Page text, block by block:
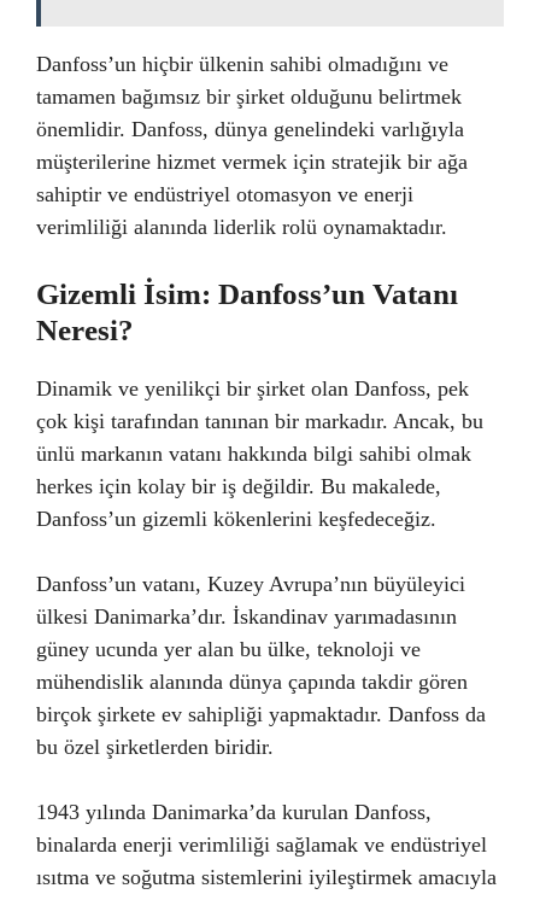
Danfoss’un hiçbir ülkenin sahibi olmadığını ve
tamamen bağımsız bir şirket olduğunu belirtmek
önemlidir. Danfoss, dünya genelindeki varlığıyla
müşterilerine hizmet vermek için stratejik bir ağa
sahiptir ve endüstriyel otomasyon ve enerji
verimliliği alanında liderlik rolü oynamaktadır.
Gizemli İsim: Danfoss’un Vatanı
Neresi?
Dinamik ve yenilikçi bir şirket olan Danfoss, pek
çok kişi tarafından tanınan bir markadır. Ancak, bu
ünlü markanın vatanı hakkında bilgi sahibi olmak
herkes için kolay bir iş değildir. Bu makalede,
Danfoss’un gizemli kökenlerini keşfedeceğiz.
Danfoss’un vatanı, Kuzey Avrupa’nın büyüleyici
ülkesi Danimarka’dır. İskandinav yarımadasının
güney ucunda yer alan bu ülke, teknoloji ve
mühendislik alanında dünya çapında takdir gören
birçok şirkete ev sahipliği yapmaktadır. Danfoss da
bu özel şirketlerden biridir.
1943 yılında Danimarka’da kurulan Danfoss,
binalarda enerji verimliliği sağlamak ve endüstriyel
ısıtma ve soğutma sistemlerini iyileştirmek amacıyla